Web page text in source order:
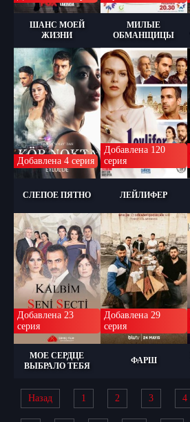
ШАНС МОЕЙ
ЖИЗНИ
МИЛЫЕ
ОБМАНЩИЦЫ
Добавлена 4 серия
СЛЕПОЕ ПЯТНО
Добавлена 120
серия
ЛЕЙЛИФЕР
Добавлена 23
серия
МОЕ СЕРДЦЕ
ВЫБРАЛО ТЕБЯ
Добавлена 29
серия
ФАРШ
Назад 1 2 3 4